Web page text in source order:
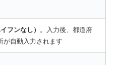
イフンなし）
。入力後、都道府
が自動入力されます